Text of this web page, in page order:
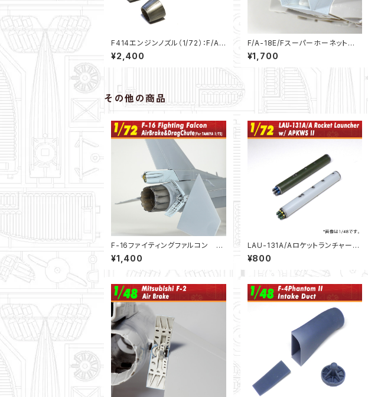
F414エンジンノズル（1/72）：F/A-
18E/F .etc
¥2,400
F/A-18E/Fスーパーホーネット
インテイクダクト”短縮版”（1/72）
¥1,700
その他の商品
F-16ファイティングファルコン エ
アブレーキ＆ドラグシュート（タミヤ
1/72用）
¥1,400
LAU-131A/Aロケットランチャー
ｗ/APKWS II 2本セット（1/72)
¥800